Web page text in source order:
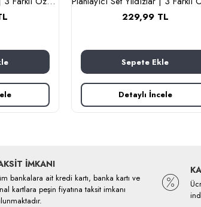
229,99 TL
Sepete Ekle
Detaylı İncele
İMKANI
bankalara ait kredi kartı, banka kartı ve
kartlara peşin fiyatına taksit imkanı